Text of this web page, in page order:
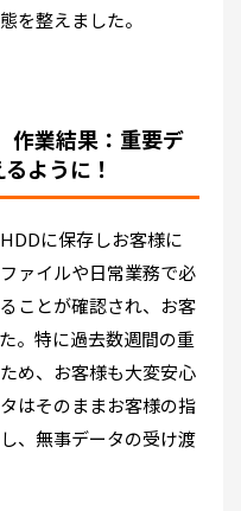
を整えました。
業結果：重要デ
ように！
に保存しお客様に
ァイルや日常業務で必
ことが確認され、お客
。特に過去数週間の重
め、お客様も大変安心
はそのままお客様の指
、無事データの受け渡